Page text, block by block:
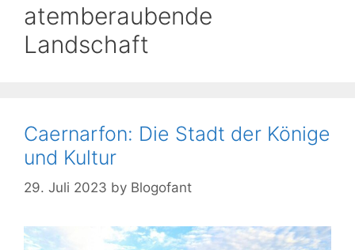
atemberaubende
Landschaft
Caernarfon: Die Stadt der Könige
und Kultur
29. Juli 2023 by Blogofant